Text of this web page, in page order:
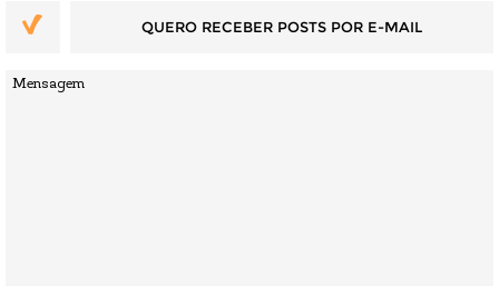
QUERO RECEBER POSTS POR E-MAIL